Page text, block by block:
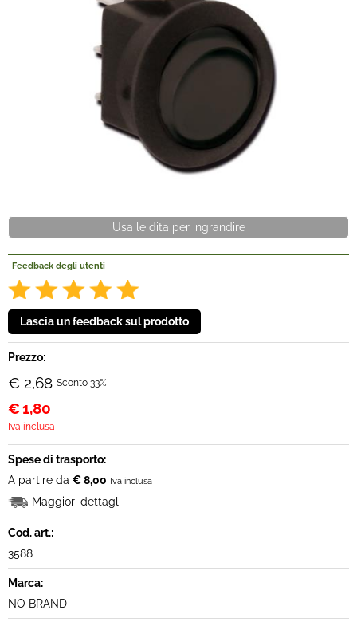
Rimorchi
Nautica
Fineserie e Occasioni
La nostra Officina
Veicoli Pronta consegna
Lavora Con Noi
Usa le dita per ingrandire
Feedback degli utenti
Prezzo:
€ 2,68 Sconto 33%
€1,80
Iva inclusa
Spese di trasporto:
A partire da € 8,00 Iva inclusa
Maggiori dettagli
Cod. art.:
3588
Marca:
NO BRAND